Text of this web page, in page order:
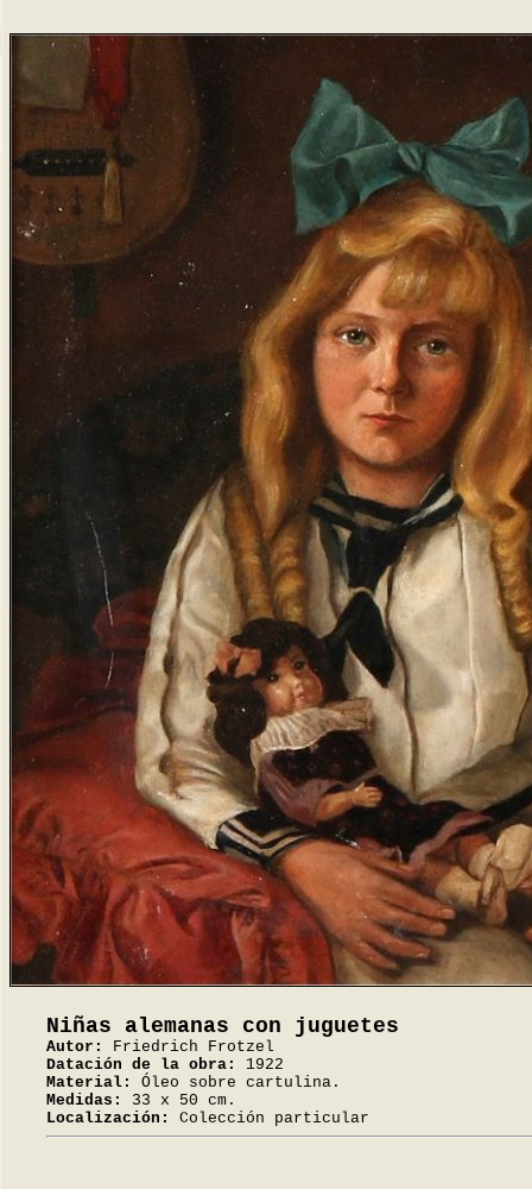
Niñas alemanas con juguetes
Autor:
Friedrich Frotzel
Datación de la obra:
1922
Material:
Óleo sobre cartulina.
Medidas:
33 x 50 cm.
Localización:
Colección particular